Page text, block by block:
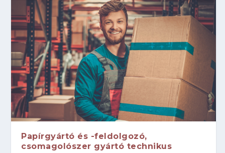
Papírgyártó és -feldolgozó,
csomagolószer gyártó technikus